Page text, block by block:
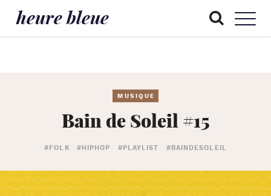
heure bleue
MUSIQUE
Bain de Soleil #15
#FOLK #HIPHOP #PLAYLIST #BAINDESOLEIL